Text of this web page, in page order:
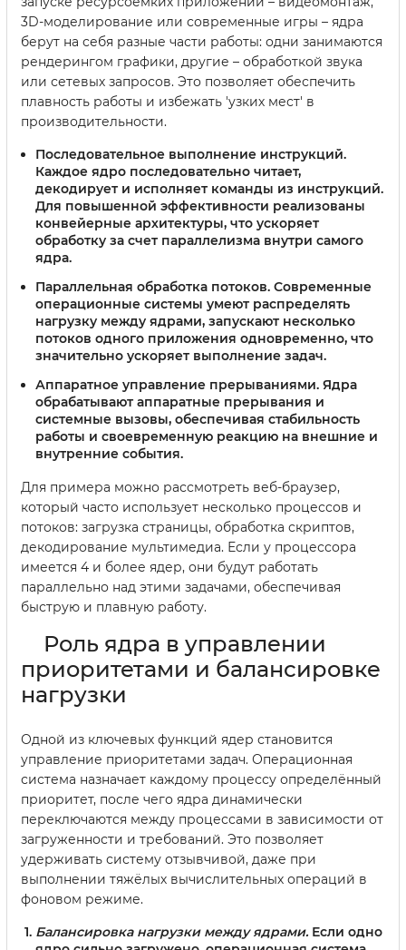
3D-моделирование или современные игры – ядра
берут на себя разные части работы: одни занимаются
рендерингом графики, другие – обработкой звука
или сетевых запросов. Это позволяет обеспечить
плавность работы и избежать 'узких мест' в
производительности.
Последовательное выполнение инструкций.
Каждое ядро последовательно читает,
декодирует и исполняет команды из инструкций.
Для повышенной эффективности реализованы
конвейерные архитектуры, что ускоряет
обработку за счет параллелизма внутри самого
ядра.
Параллельная обработка потоков. Современные
операционные системы умеют распределять
нагрузку между ядрами, запускают несколько
потоков одного приложения одновременно, что
значительно ускоряет выполнение задач.
Аппаратное управление прерываниями. Ядра
обрабатывают аппаратные прерывания и
системные вызовы, обеспечивая стабильность
работы и своевременную реакцию на внешние и
внутренние события.
Для примера можно рассмотреть веб-браузер,
который часто использует несколько процессов и
потоков: загрузка страницы, обработка скриптов,
декодирование мультимедиа. Если у процессора
имеется 4 и более ядер, они будут работать
параллельно над этими задачами, обеспечивая
быструю и плавную работу.
Роль ядра в управлении
приоритетами и балансировке
нагрузки
Одной из ключевых функций ядер становится
управление приоритетами задач. Операционная
система назначает каждому процессу определённый
приоритет, после чего ядра динамически
переключаются между процессами в зависимости от
загруженности и требований. Это позволяет
удерживать систему отзывчивой, даже при
выполнении тяжёлых вычислительных операций в
фоновом режиме.
Балансировка нагрузки между ядрами. Если одно